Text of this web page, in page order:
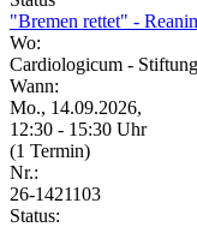
"Bremen rettet" -
Wo:
Cardiologicum -
Wann:
Mo., 14.09.2026,
12:30 - 15:30 Uhr
(1 Termin)
Nr.:
26-1421103
Status: